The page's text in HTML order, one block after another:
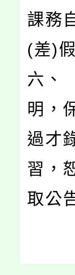
課務
(差)
六、
明，
過才
習，
取公